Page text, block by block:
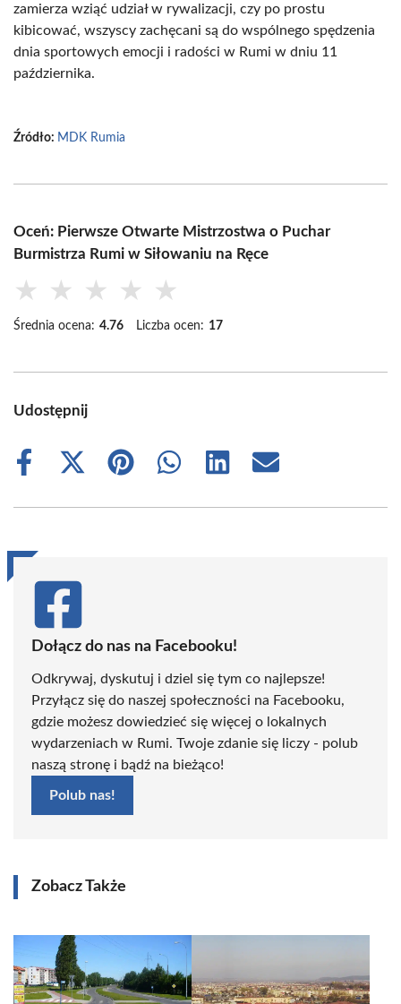
zamierza wziąć udział w rywalizacji, czy po prostu
kibicować, wszyscy zachęcani są do wspólnego spędzenia
dnia sportowych emocji i radości w Rumi w dniu 11
października.
Źródło: MDK Rumia
Oceń: Pierwsze Otwarte Mistrzostwa o Puchar
Burmistrza Rumi w Siłowaniu na Ręce
★ ★ ★ ★ ★
Średnia ocena: 4.76 Liczba ocen: 17
Udostępnij
Share
Share
(Twitter)
Share
Share
Share
Share
Dołącz do nas na Facebooku!
Odkrywaj, dyskutuj i dziel się tym co najlepsze!
Przyłącz się do naszej społeczności na Facebooku,
gdzie możesz dowiedzieć się więcej o lokalnych
wydarzeniach w Rumi. Twoje zdanie się liczy - polub
naszą stronę i bądź na bieżąco!
Polub nas!
Zobacz Także